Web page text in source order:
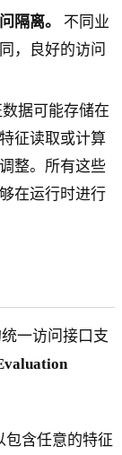
隔离。
不同业
，良好的访问
据可能存储在
征读取或计算
整。所有这些
在运行时进行
一访问接口支
包含任意的特征